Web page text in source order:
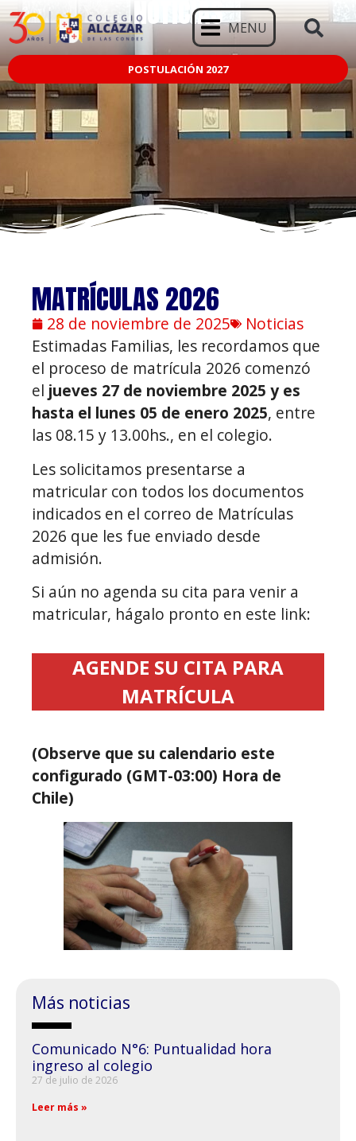
MENU
POSTULACIÓN 2027
NOTICIAS
MATRÍCULAS 2026
28 de noviembre de 2025
Noticias
Estimadas Familias, les recordamos que
el proceso de matrícula 2026 comenzó
el jueves 27 de noviembre 2025 y es
hasta el lunes 05 de enero 2025, entre
las 08.15 y 13.00hs., en el colegio.
Les solicitamos presentarse a
matricular con todos los documentos
indicados en el correo de Matrículas
2026 que les fue enviado desde
admisión.
Si aún no agenda su cita para venir a
matricular, hágalo pronto en este link:
AGENDE SU CITA PARA
MATRÍCULA
(Observe que su calendario este
configurado (GMT-03:00) Hora de
Chile)
Más noticias
Comunicado N°6: Puntualidad hora
ingreso al colegio
27 de julio de 2026
Leer más »